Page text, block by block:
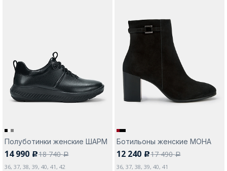
Полуботинки женские ШАРМ
14 990 c18 740a
36, 37, 38, 39, 40, 41, 42
Ботильоны женские МОНА
12 240 c17 490a
36, 37, 38, 39, 40, 41